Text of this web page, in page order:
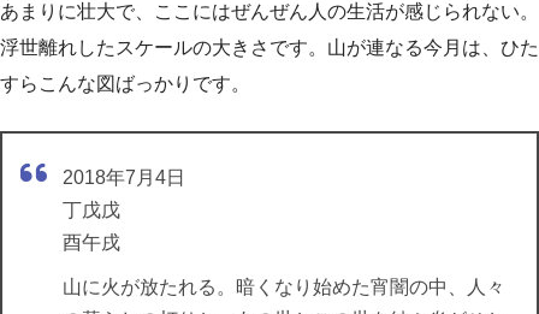
あまりに壮大で、ここにはぜんぜん人の生活が感じられない。
浮世離れしたスケールの大きさです。山が連なる今月は、ひた
すらこんな図ばっかりです。
2018年7月4日
丁戊戊
酉午戌
山に火が放たれる。暗くなり始めた宵闇の中、人々